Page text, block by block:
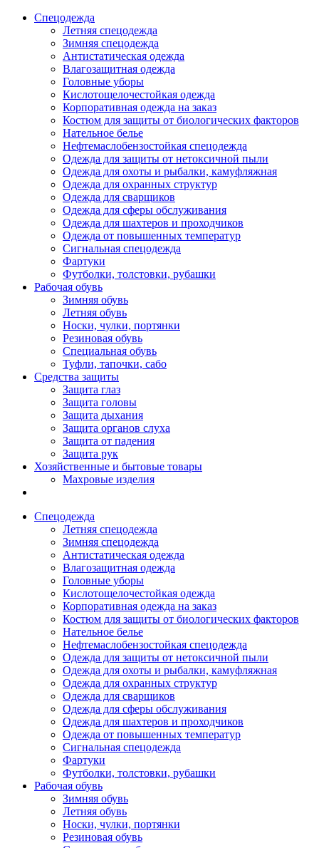
Спецодежда
Летняя спецодежда
Зимняя спецодежда
Антистатическая одежда
Влагозащитная одежда
Головные уборы
Кислотощелочестойкая одежда
Корпоративная одежда на заказ
Костюм для защиты от биологических факторов
Нательное белье
Нефтемаслобензостойкая спецодежда
Одежда для защиты от нетоксичной пыли
Одежда для охоты и рыбалки, камуфляжная
Одежда для охранных структур
Одежда для сварщиков
Одежда для сферы обслуживания
Одежда для шахтеров и проходчиков
Одежда от повышенных температур
Сигнальная спецодежда
Фартуки
Футболки, толстовки, рубашки
Рабочая обувь
Зимняя обувь
Летняя обувь
Носки, чулки, портянки
Резиновая обувь
Специальная обувь
Туфли, тапочки, сабо
Средства защиты
Защита глаз
Защита головы
Защита дыхания
Защита органов слуха
Защита от падения
Защита рук
Хозяйственные и бытовые товары
Махровые изделия
Спецодежда
Летняя спецодежда
Зимняя спецодежда
Антистатическая одежда
Влагозащитная одежда
Головные уборы
Кислотощелочестойкая одежда
Корпоративная одежда на заказ
Костюм для защиты от биологических факторов
Нательное белье
Нефтемаслобензостойкая спецодежда
Одежда для защиты от нетоксичной пыли
Одежда для охоты и рыбалки, камуфляжная
Одежда для охранных структур
Одежда для сварщиков
Одежда для сферы обслуживания
Одежда для шахтеров и проходчиков
Одежда от повышенных температур
Сигнальная спецодежда
Фартуки
Футболки, толстовки, рубашки
Рабочая обувь
Зимняя обувь
Летняя обувь
Носки, чулки, портянки
Резиновая обувь